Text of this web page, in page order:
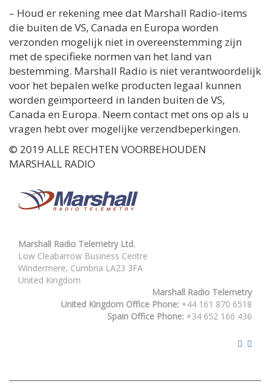
– Houd er rekening mee dat Marshall Radio-items
die buiten de VS, Canada en Europa worden
verzonden mogelijk niet in overeenstemming zijn
met de specifieke normen van het land van
bestemming. Marshall Radio is niet verantwoordelijk
voor het bepalen welke producten legaal kunnen
worden geïmporteerd in landen buiten de VS,
Canada en Europa. Neem contact met ons op als u
vragen hebt over mogelijke verzendbeperkingen.
© 2019 ALLE RECHTEN VOORBEHOUDEN
MARSHALL RADIO
Marshall Radio Telemetry Ltd.
Low Cleabarrow Business Centre
Windermere, Cumbria LA23 3FA
United Kingdom
Marshall Radio Telemetry
United Kingdom Office Phone: +44 161 870 6518
Spain Office Phone: +34 652 166 436